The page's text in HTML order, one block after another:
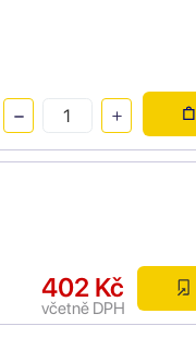
402 Kč
včetně DPH